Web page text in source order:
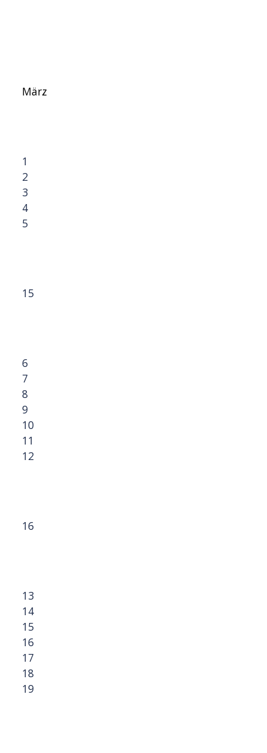
März
1
2
3
4
5
15
6
7
8
9
10
11
12
16
13
14
15
16
17
18
19